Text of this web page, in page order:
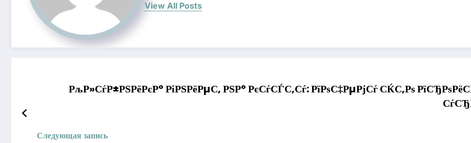
View All Posts
РљР»СѓР±РЅРёРєР° РіРЅРёРµС‚ РЅР° РєСѓСЃС‚Сѓ: РїРѕС‡РµРјСѓ СЌС‚Рѕ
Следующая запись